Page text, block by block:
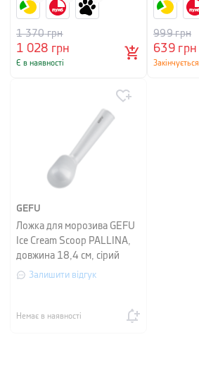
1 028 грн
1 370грн
Є в наявності
639грн
999грн
Закінчується
GEFU
Ложка для морозива GEFU
Ice Cream Scoop PALLINA,
довжина 18,4 см, сірий
Залишити відгук
Немає в наявності